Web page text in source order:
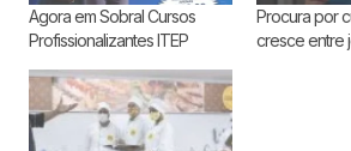
Agora em Sobral Cursos
Profissionalizantes ITEP
Procura por
cresce entre